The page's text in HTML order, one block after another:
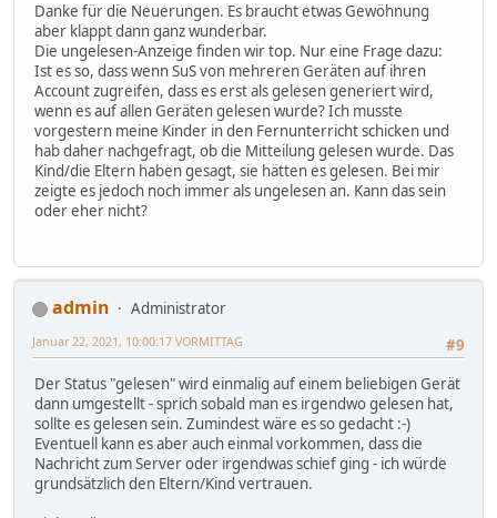
Danke für die Neuerungen. Es braucht etwas Gewöhnung
aber klappt dann ganz wunderbar.
Die ungelesen-Anzeige finden wir top. Nur eine Frage dazu:
Ist es so, dass wenn SuS von mehreren Geräten auf ihren
Account zugreifen, dass es erst als gelesen generiert wird,
wenn es auf allen Geräten gelesen wurde? Ich musste
vorgestern meine Kinder in den Fernunterricht schicken und
hab daher nachgefragt, ob die Mitteilung gelesen wurde. Das
Kind/die Eltern haben gesagt, sie hätten es gelesen. Bei mir
zeigte es jedoch noch immer als ungelesen an. Kann das sein
oder eher nicht?
admin
Administrator
#9
Januar 22, 2021, 10:00:17 VORMITTAG
Der Status "gelesen" wird einmalig auf einem beliebigen Gerät
dann umgestellt - sprich sobald man es irgendwo gelesen hat,
sollte es gelesen sein. Zumindest wäre es so gedacht :-)
Eventuell kann es aber auch einmal vorkommen, dass die
Nachricht zum Server oder irgendwas schief ging - ich würde
grundsätzlich den Eltern/Kind vertrauen.